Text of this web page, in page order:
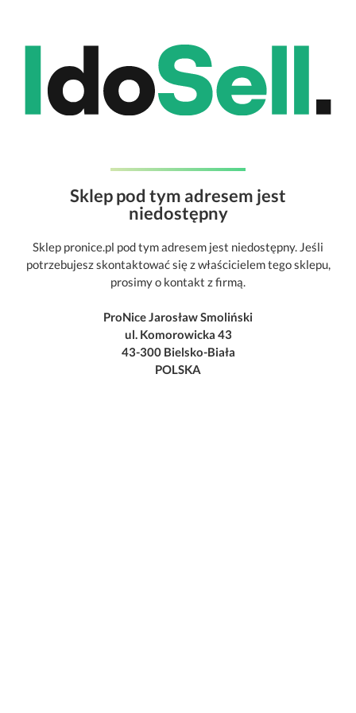
Sklep pod tym adresem jest
niedostępny
Sklep pronice.pl pod tym adresem jest niedostępny. Jeśli
potrzebujesz skontaktować się z właścicielem tego sklepu,
prosimy o kontakt z firmą.
ProNice Jarosław Smoliński
ul. Komorowicka 43
43-300 Bielsko-Biała
POLSKA